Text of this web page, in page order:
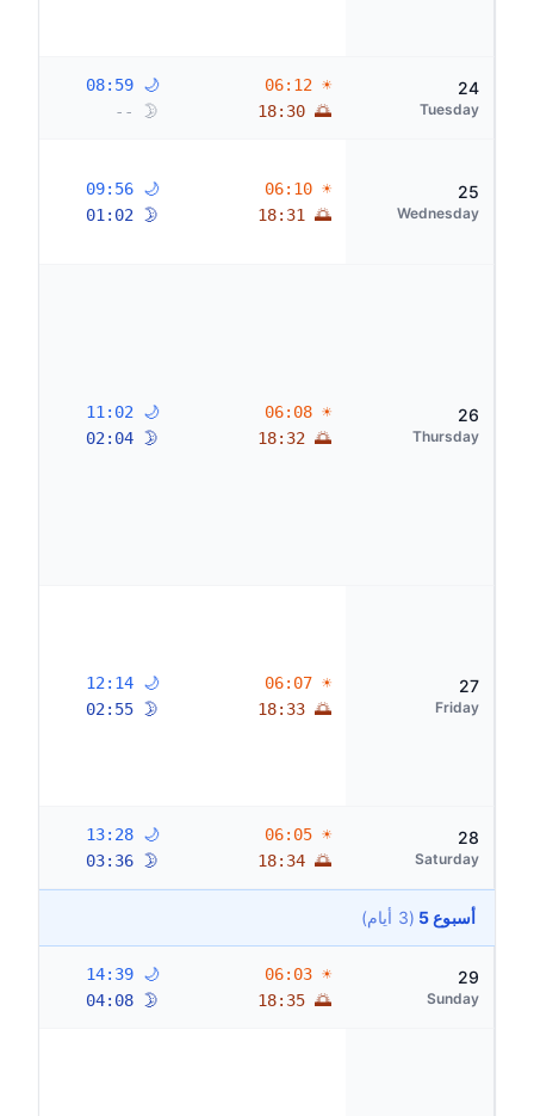
24
Tuesday
☀ 06:12
🌅 18:30
🌙 08:59
🌛 --
25
Wednesday
☀ 06:10
🌅 18:31
🌙 09:56
🌛 01:02
26
Thursday
☀ 06:08
🌅 18:32
🌙 11:02
🌛 02:04
27
Friday
☀ 06:07
🌅 18:33
🌙 12:14
🌛 02:55
28
Saturday
☀ 06:05
🌅 18:34
🌙 13:28
🌛 03:36
أسبوع 5 (3 أيام)
29
Sunday
☀ 06:03
🌅 18:35
🌙 14:39
🌛 04:08